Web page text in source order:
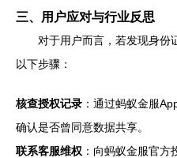
三、用户应对与行业反思
对于用户而言，若发现身份
以下步骤：
核查授权记录 ：通过蚂蚁金服
确认是否曾同意数据共享。
联系客服维权 ：向蚂蚁金服官